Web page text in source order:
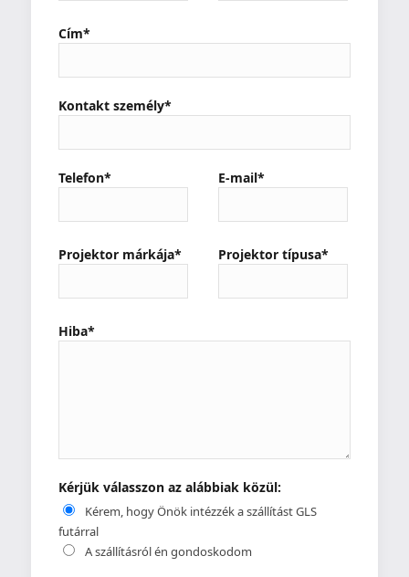
Cím*
Kontakt személy*
Telefon* E-mail*
Projektor márkája* Projektor típusa*
Hiba*
Kérjük válasszon az alábbiak közül:
Kérem, hogy Önök intézzék a szállítást GLS
futárral
A szállításról én gondoskodom